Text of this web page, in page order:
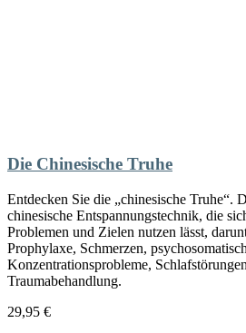
Die Chinesische Truhe
Entdecken Sie die „chinesische Truhe“.
chinesische Entspannungstechnik, die
Problemen und Zielen nutzen lässt,
Prophylaxe, Schmerzen,
Konzentrationsprobleme,
Traumabehandlung.
29,95 €